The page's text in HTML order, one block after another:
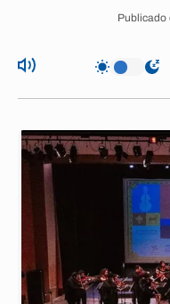
Publicado